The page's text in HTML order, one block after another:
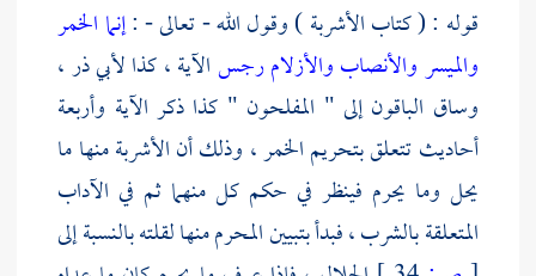
قوله : ( كتاب الأشربة ) وقول الله - تعالى - :إنما الخمر
والميسر والأنصاب والأزلام رجسالآية ، كذالأبي ذر،
وساق الباقون إلى " المفلحون " كذا ذكر الآية وأربعة
أحاديث تتعلق بتحريم الخمر ، وذلك أن الأشربة منها ما
يحل وما يحرم فينظر في حكم كل منهما ثم في الآداب
المتعلقة بالشرب ، فبدأ بتبيين المحرم منها لقلته بالنسبة إلى